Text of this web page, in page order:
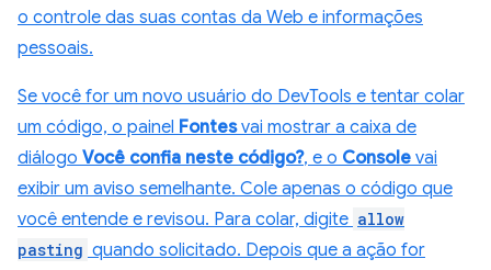
o controle das suas contas da Web e informações
pessoais.
Se você for um novo usuário do DevTools e tentar colar
um código, o painel Fontesvai mostrar a caixa de
diálogo Você confia neste código?, e o Console vai
exibir um aviso semelhante. Cole apenas o código que
você entende e revisou. Para colar, digite allow
pasting quando solicitado. Depois que a ação for